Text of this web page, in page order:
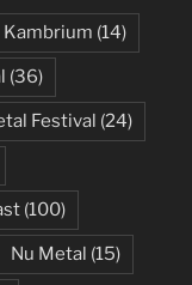
Kambrium (14)
(36)
Festival (24)
(100)
Nu Metal (15)